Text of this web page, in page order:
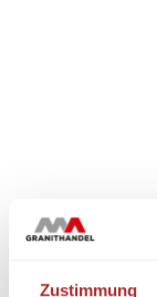
Zustimmung